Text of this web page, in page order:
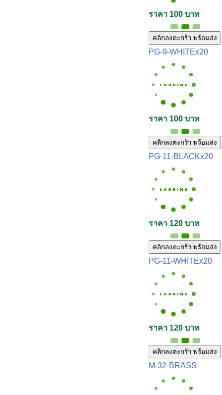
ราคา 100 บาท
คลิกลงตะกร้า พร้อมส่ง
PG-9-WHITEx20
ราคา 100 บาท
คลิกลงตะกร้า พร้อมส่ง
PG-11-BLACKx20
ราคา 120 บาท
คลิกลงตะกร้า พร้อมส่ง
PG-11-WHITEx20
ราคา 120 บาท
คลิกลงตะกร้า พร้อมส่ง
M-32-BRASS